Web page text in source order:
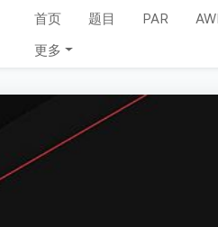
首页 题目 PAR
更多